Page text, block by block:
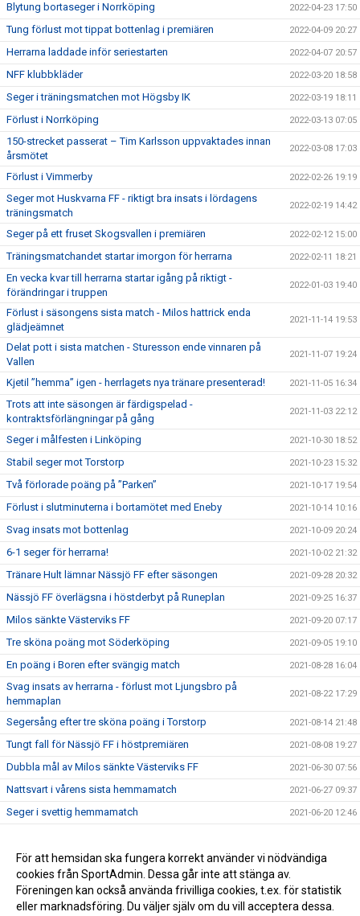
Blytung bortaseger i Norrköping 2022-04-23 17:50
Tung förlust mot tippat bottenlag i premiären 2022-04-09 20:27
Herrarna laddade inför seriestarten 2022-04-07 20:57
NFF klubbkläder 2022-03-20 18:58
Seger i träningsmatchen mot Högsby IK 2022-03-19 18:11
Förlust i Norrköping 2022-03-13 07:05
150-strecket passerat – Tim Karlsson uppvaktades innan
årsmötet
2022-03-08 17:03
Förlust i Vimmerby 2022-02-26 19:19
Seger mot Huskvarna FF - riktigt bra insats i lördagens
träningsmatch
2022-02-19 14:42
Seger på ett fruset Skogsvallen i premiären 2022-02-12 15:00
Träningsmatchandet startar imorgon för herrarna 2022-02-11 18:21
En vecka kvar till herrarna startar igång på riktigt -
förändringar i truppen
2022-01-03 19:40
Förlust i säsongens sista match - Milos hattrick enda
glädjeämnet
2021-11-14 19:53
Delat pott i sista matchen - Sturesson ende vinnaren på
Vallen
2021-11-07 19:24
Kjetil ”hemma” igen - herrlagets nya tränare presenterad! 2021-11-05 16:34
Trots att inte säsongen är färdigspelad -
kontraktsförlängningar på gång
2021-11-03 22:12
Seger i målfesten i Linköping 2021-10-30 18:52
Stabil seger mot Torstorp 2021-10-23 15:32
Två förlorade poäng på ”Parken” 2021-10-17 19:54
Förlust i slutminuterna i bortamötet med Eneby 2021-10-14 10:16
Svag insats mot bottenlag 2021-10-09 20:24
6-1 seger för herrarna! 2021-10-02 21:32
Tränare Hult lämnar Nässjö FF efter säsongen 2021-09-28 20:32
Nässjö FF överlägsna i höstderbyt på Runeplan 2021-09-25 16:37
Milos sänkte Västerviks FF 2021-09-20 07:17
Tre sköna poäng mot Söderköping 2021-09-05 19:10
En poäng i Boren efter svängig match 2021-08-28 16:04
Svag insats av herrarna - förlust mot Ljungsbro på
hemmaplan
2021-08-22 17:29
Segersång efter tre sköna poäng i Torstorp 2021-08-14 21:48
Tungt fall för Nässjö FF i höstpremiären 2021-08-08 19:27
Dubbla mål av Milos sänkte Västerviks FF 2021-06-30 07:56
Nattsvart i vårens sista hemmamatch 2021-06-27 09:37
Seger i svettig hemmamatch 2021-06-20 12:46
En poäng i tuff bortamatch 2021-06-15 09:59
Gött med en derbyseger i premiären! 2021-06-07 07:11
För att hemsidan ska fungera korrekt använder vi nödvändiga
cookies från SportAdmin. Dessa går inte att stänga av.
Föreningen kan också använda frivilliga cookies, t.ex. för statistik
eller marknadsföring. Du väljer själv om du vill acceptera dessa.